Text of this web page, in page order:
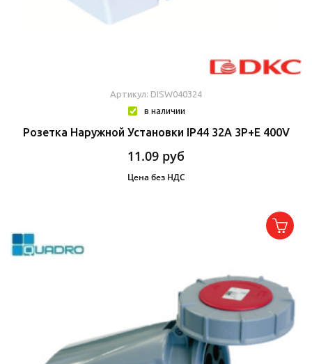
Артикул: DISW040324
в наличии
Розетка Наружной Установки IP44 32A 3P+E 400V
11.09 руб
Цена без НДС